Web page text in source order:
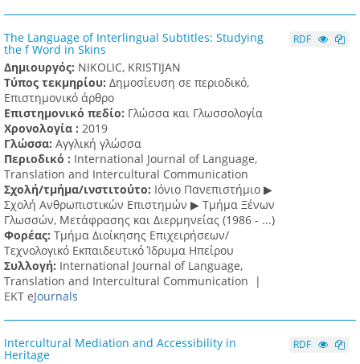
The Language of Interlingual Subtitles: Studying
the f Word in Skins
Δημιουργός: NIKOLIC, KRISTIJAN
Τύπος τεκμηρίου: Δημοσίευση σε περιοδικό,
Επιστημονικό άρθρο
Επιστημονικό πεδίο: Γλώσσα και Γλωσσολογία
Χρονολογία : 2019
Γλώσσα: Αγγλική γλώσσα
Περιοδικό : International Journal of Language,
Translation and Intercultural Communication
Σχολή/τμήμα/ινστιτούτο: Ιόνιο Πανεπιστήμιο ▶
Σχολή Ανθρωπιστικών Επιστημών ▶ Tμήμα Ξένων
Γλωσσών, Mετάφρασης και Διερμηνείας (1986 - ...)
Φορέας: Τμήμα Διοίκησης Επιχειρήσεων/
Τεχνολογικό Εκπαιδευτικό Ίδρυμα Ηπείρου
Συλλογή: International Journal of Language,
Translation and Intercultural Communication |
ΕΚΤ eJournals
RDF
Intercultural Mediation and Accessibility in
Heritage
RDF